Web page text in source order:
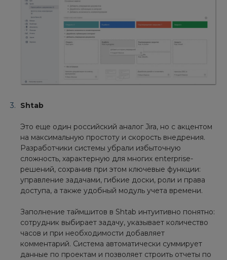
Shtab
Это еще один российский аналог Jira, но с акцентом
на максимальную простоту и скорость внедрения.
Разработчики системы убрали избыточную
сложность, характерную для многих enterprise-
решений, сохранив при этом ключевые функции:
управление задачами, гибкие доски, роли и права
доступа, а также удобный модуль учета времени.
Заполнение таймшитов в Shtab интуитивно понятно:
сотрудник выбирает задачу, указывает количество
часов и при необходимости добавляет
комментарий. Система автоматически суммирует
данные по проектам и позволяет строить отчеты по